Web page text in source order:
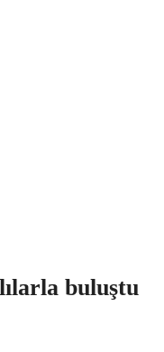
buluştu